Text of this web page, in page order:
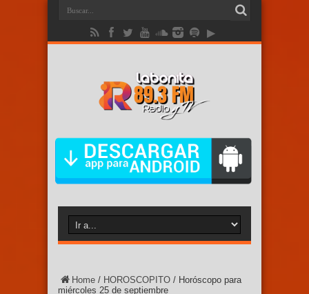
Home / HOROSCOPITO / Horóscopo para
miércoles 25 de septiembre